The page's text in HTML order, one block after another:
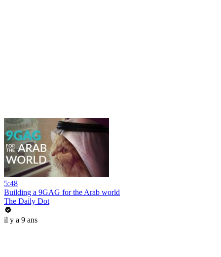
5:48
Building a 9GAG for the Arab world
The Daily Dot
il y a 9 ans